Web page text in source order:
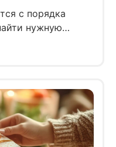
с порядка
нужную
пространство.